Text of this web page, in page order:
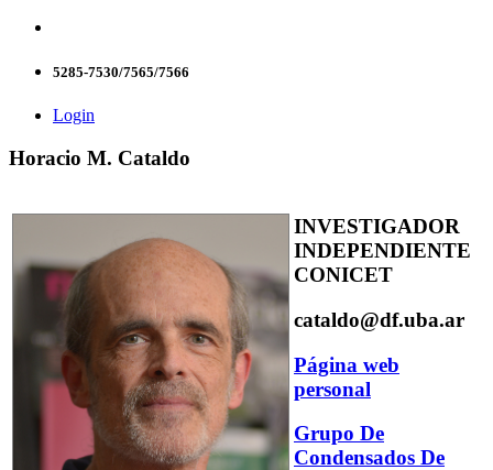
5285-7530/7565/7566
Login
Horacio M. Cataldo
INVESTIGADOR
INDEPENDIENTE
CONICET
cataldo@df.uba.ar
Página web
personal
Grupo De
Condensados De